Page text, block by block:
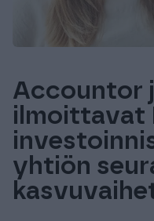
Accountor
ilmoittavat
yhtiön